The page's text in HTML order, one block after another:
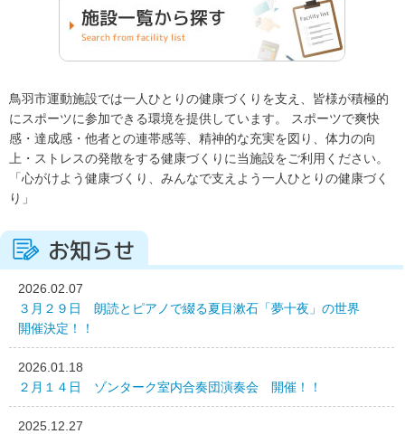
鳥羽市運動施設では一人ひとりの健康づくりを支え、皆様が積極的
にスポーツに参加できる環境を提供しています。 スポーツで爽快
感・達成感・他者との連帯感等、精神的な充実を図り、体力の向
上・ストレスの発散をする健康づくりに当施設をご利用ください。
「心がけよう健康づくり、みんなで支えよう一人ひとりの健康づく
り」
お知らせ
2026.02.07
３月２９日 朗読とピアノで綴る夏目漱石「夢十夜」の世界
開催決定！！
2026.01.18
２月１４日 ゾンターク室内合奏団演奏会 開催！！
2025.12.27